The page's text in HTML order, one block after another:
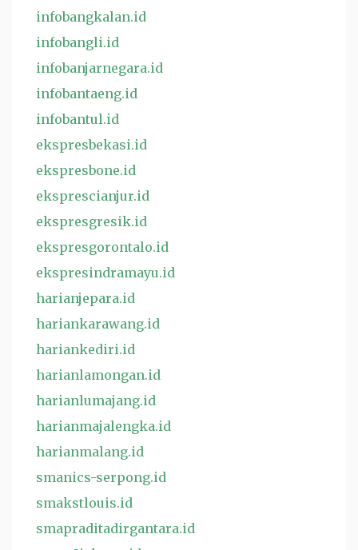
infobangkalan.id
infobangli.id
infobanjarnegara.id
infobantaeng.id
infobantul.id
ekspresbekasi.id
ekspresbone.id
eksprescianjur.id
ekspresgresik.id
ekspresgorontalo.id
ekspresindramayu.id
harianjepara.id
hariankarawang.id
hariankediri.id
harianlamongan.id
harianlumajang.id
harianmajalengka.id
harianmalang.id
smanics-serpong.id
smakstlouis.id
smapraditadirgantara.id